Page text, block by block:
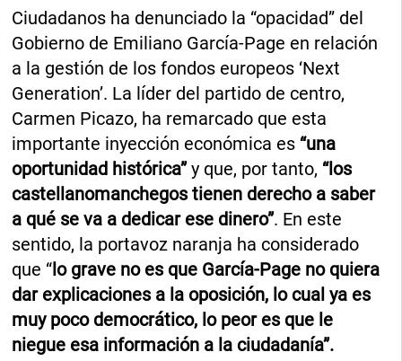
Ciudadanos ha denunciado la “opacidad” del
Gobierno de Emiliano García-Page en relación
a la gestión de los fondos europeos ‘Next
Generation’. La líder del partido de centro,
Carmen Picazo, ha remarcado que esta
importante inyección económica es “una
oportunidad histórica”y que, por tanto, “los
castellanomanchegos tienen derecho a saber
a qué se va a dedicar ese dinero”. En este
sentido, la portavoz naranja ha considerado
que “lo grave no es que García-Page no quiera
dar explicaciones a la oposición, lo cual ya es
muy poco democrático, lo peor es que le
niegue esa información a la ciudadanía”.